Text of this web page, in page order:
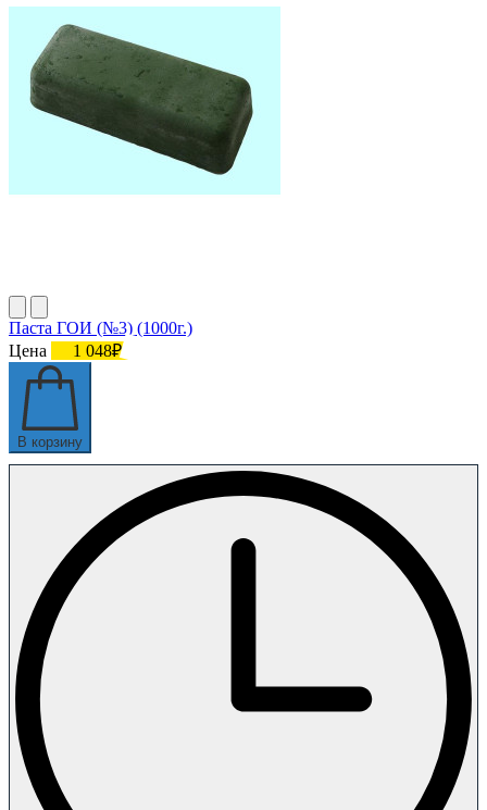
Паста ГОИ (№3) (1000г.)
Цена
1 048₽
В корзину